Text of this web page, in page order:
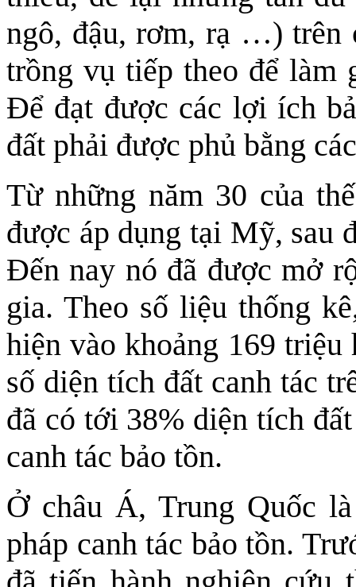
ngô, đậu, rơm, rạ …) trên
trồng vụ tiếp theo để làm
Để đạt được các lợi ích
đất phải được phủ bằng
Từ những năm 30 của
được áp dụng tại Mỹ, sau
Đến nay nó đã được mở
gia. Theo số liệu thống
hiện vào khoảng 169 triệu
số diện tích đất canh tác
đã có tới 38% diện tích
canh tác bảo tồn.
Ở châu Á, Trung Quốc
pháp canh tác bảo tồn.